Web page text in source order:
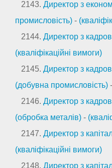
2143. Директор з
промисловість) -
2144. Директор з
(кваліфікаційні вимоги)
2145. Директор з
(добувна промисловість) -
2146. Директор з
(обробка металів) -
2147. Директор з
(кваліфікаційні вимоги)
2148. Директор з